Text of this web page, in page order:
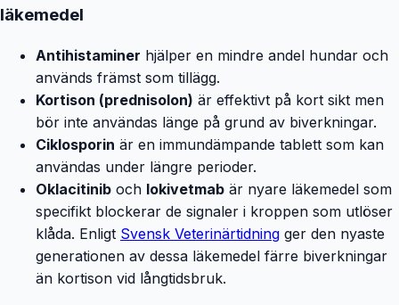
läkemedel
Antihistaminer hjälper en mindre andel hundar och
används främst som tillägg.
Kortison (prednisolon) är effektivt på kort sikt men
bör inte användas länge på grund av biverkningar.
Ciklosporin är en immundämpande tablett som kan
användas under längre perioder.
Oklacitinib och lokivetmab är nyare läkemedel som
specifikt blockerar de signaler i kroppen som utlöser
klåda. Enligt Svensk Veterinärtidning ger den nyaste
generationen av dessa läkemedel färre biverkningar
än kortison vid långtidsbruk.